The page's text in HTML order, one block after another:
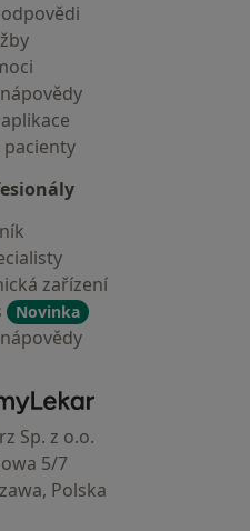
zařízení
Novinka
ZnamyLekar - Hlavní stránka
Sp. z o.o.
5/7
Polska